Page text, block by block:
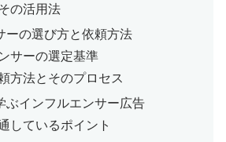
の活用法
ーの選び方と依頼方法
サーの選定基準
方法とそのプロセス
ぶインフルエンサー広告
しているポイント